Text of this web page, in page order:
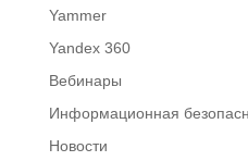
Yammer
Yandex 360
Вебинары
Информационная
Новости